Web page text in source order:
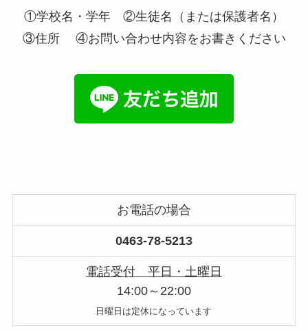
①学校名・学年 ②生徒名（または保護者名）
③住所 ④お問い合わせ内容をお書きください
お電話の場合
0463-78-5213
電話受付 平日・土曜日
14:00～22:00
日曜日は定休になっています